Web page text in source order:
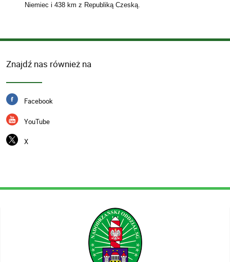
Niemiec i 438 km z Republiką Czeską.
Znajdź nas również na
Facebook
YouTube
X